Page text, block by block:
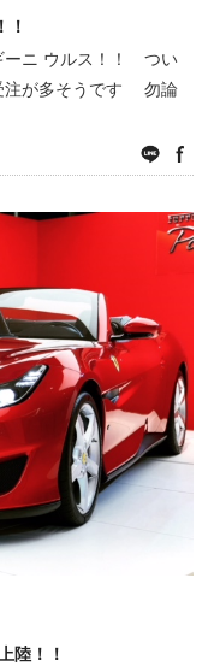
！
ーニ ウルス！！ つい
注が多そうです 勿論
LINE
陸！！